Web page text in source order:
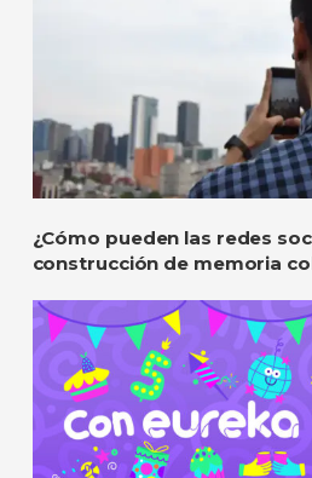
¿Cómo pueden las redes
construcción de memoria